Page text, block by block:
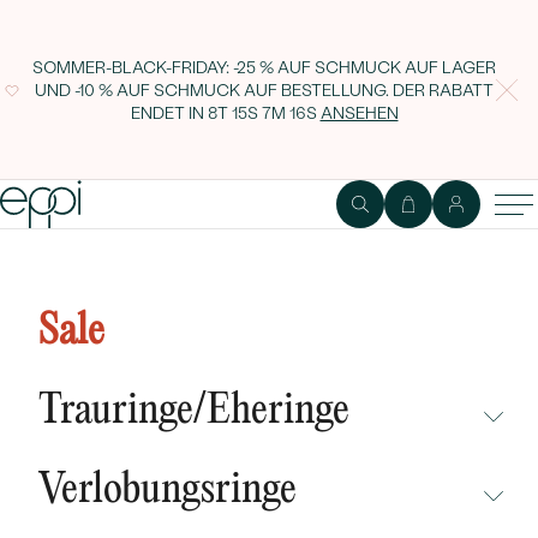
SOMMER-BLACK-FRIDAY: -25 % AUF SCHMUCK AUF LAGER
UND -10 % AUF SCHMUCK AUF BESTELLUNG. DER RABATT
ENDET IN 8T 15S 7M 16S ANSEHEN
Sale
Trauringe/Eheringe
NEUHEITEN
Verlobungsringe
Fancy Vivid Blue Radiant
Diamant LG566317155